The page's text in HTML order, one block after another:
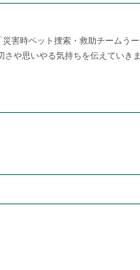
害時ペット捜索・救助チームうー
や思いやる気持ちを伝えていきま